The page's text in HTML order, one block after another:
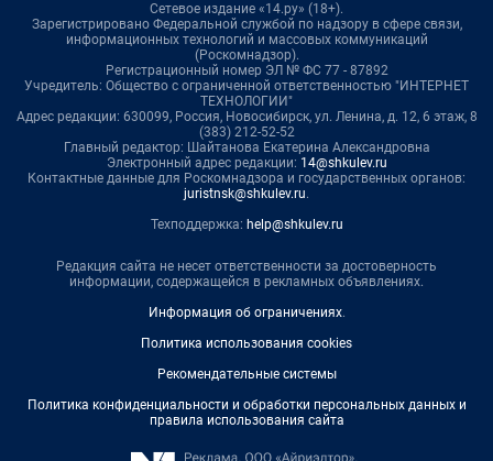
Сетевое издание «14.ру» (18+).
Зарегистрировано Федеральной службой по надзору в сфере связи,
информационных технологий и массовых коммуникаций
(Роскомнадзор).
Регистрационный номер ЭЛ № ФС 77 - 87892
Учредитель: Общество с ограниченной ответственностью "ИНТЕРНЕТ
ТЕХНОЛОГИИ"
Адрес редакции: 630099, Россия, Новосибирск, ул. Ленина, д. 12, 6 этаж, 8
(383) 212-52-52
Главный редактор: Шайтанова Екатерина Александровна
Электронный адрес редакции: 14@shkulev.ru
Контактные данные для Роскомнадзора и государственных органов:
juristnsk@shkulev.ru.
Техподдержка: help@shkulev.ru
Редакция сайта не несет ответственности за достоверность
информации, содержащейся в рекламных объявлениях.
Информация об ограничениях.
Политика использования cookies
Рекомендательные системы
Политика конфиденциальности и обработки персональных данных и
правила использования сайта